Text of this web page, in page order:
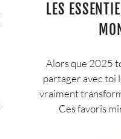
LES
Alors que 2025
partager avec toi
vraiment
Ces favoris